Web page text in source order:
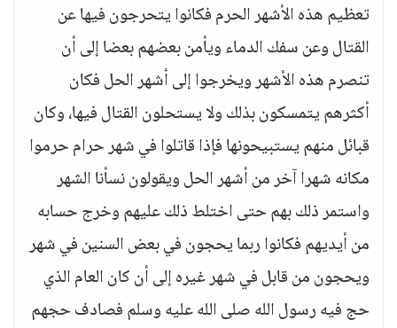
تعظيم هذه الأشهر الحرم فكانوا يتحرجون فيها عن
القتال وعن سفك الدماء ويأمن بعضهم بعضا إلى أن
تنصرم هذه الأشهر ويخرجوا إلى أشهر الحل فكان
أكثرهم يتمسكون بذلك ولا يستحلون القتال فيها، وكان
قبائل منهم يستبيحونها فإذا قاتلوا في شهر حرام حرموا
مكانه شهرا آخر من أشهر الحل ويقولون نسأنا الشهر
واستمر ذلك بهم حتى اختلط ذلك عليهم وخرج حسابه
من أيديهم فكانوا ربما يحجون في بعض السنين في شهر
ويحجون من قابل في شهر غيره إلى أن كان العام الذي
حج فيه رسول الله صلى الله عليه وسلم فصادف حجهم